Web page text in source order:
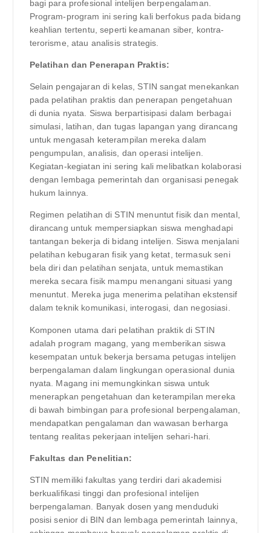
bagi para profesional intelijen berpengalaman.
Program-program ini sering kali berfokus pada bidang
keahlian tertentu, seperti keamanan siber, kontra-
terorisme, atau analisis strategis.
Pelatihan dan Penerapan Praktis:
Selain pengajaran di kelas, STIN sangat menekankan
pada pelatihan praktis dan penerapan pengetahuan
di dunia nyata. Siswa berpartisipasi dalam berbagai
simulasi, latihan, dan tugas lapangan yang dirancang
untuk mengasah keterampilan mereka dalam
pengumpulan, analisis, dan operasi intelijen.
Kegiatan-kegiatan ini sering kali melibatkan kolaborasi
dengan lembaga pemerintah dan organisasi penegak
hukum lainnya.
Regimen pelatihan di STIN menuntut fisik dan mental,
dirancang untuk mempersiapkan siswa menghadapi
tantangan bekerja di bidang intelijen. Siswa menjalani
pelatihan kebugaran fisik yang ketat, termasuk seni
bela diri dan pelatihan senjata, untuk memastikan
mereka secara fisik mampu menangani situasi yang
menuntut. Mereka juga menerima pelatihan ekstensif
dalam teknik komunikasi, interogasi, dan negosiasi.
Komponen utama dari pelatihan praktik di STIN
adalah program magang, yang memberikan siswa
kesempatan untuk bekerja bersama petugas intelijen
berpengalaman dalam lingkungan operasional dunia
nyata. Magang ini memungkinkan siswa untuk
menerapkan pengetahuan dan keterampilan mereka
di bawah bimbingan para profesional berpengalaman,
mendapatkan pengalaman dan wawasan berharga
tentang realitas pekerjaan intelijen sehari-hari.
Fakultas dan Penelitian:
STIN memiliki fakultas yang terdiri dari akademisi
berkualifikasi tinggi dan profesional intelijen
berpengalaman. Banyak dosen yang menduduki
posisi senior di BIN dan lembaga pemerintah lainnya,